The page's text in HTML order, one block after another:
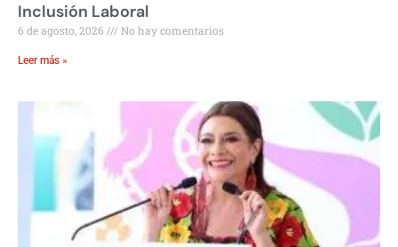
Inclusión Laboral
6 de agosto, 2026 No hay comentarios
Leer más »